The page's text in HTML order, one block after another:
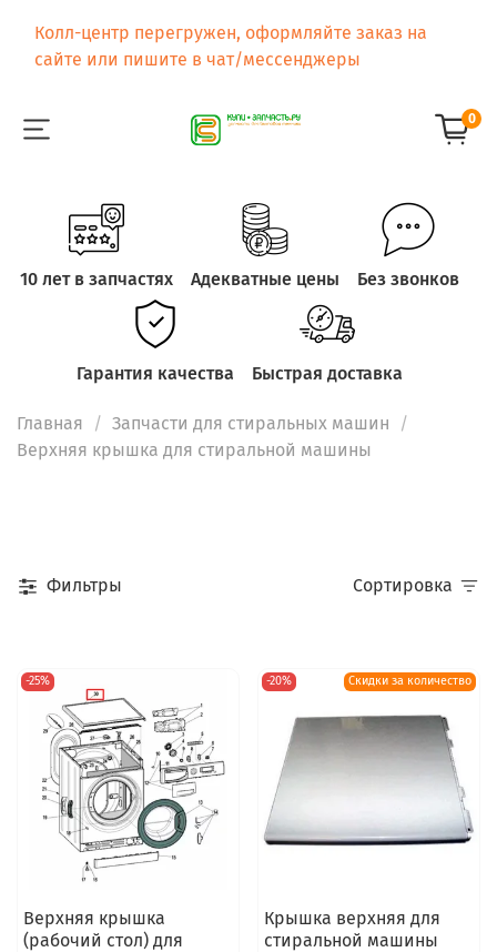
Колл-центр перегружен, оформляйте заказ на
сайте или пишите в чат/мессенджеры
0
10 лет в запчастях Адекватные цены Без звонков
Гарантия качества Быстрая доставка
Главная
Запчасти для стиральных машин
Верхняя крышка для стиральной машины
Фильтры Сортировка
-25%
Верхняя крышка
(рабочий стол) для
-20% Скидки за количество
Крышка верхняя для
стиральной машины